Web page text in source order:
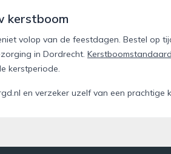
kerstboom
volop van de feestdagen. Bestel op
in Dordrecht. Kerstboomstandaard
kerstperiode.
en verzeker uzelf van een prachtige